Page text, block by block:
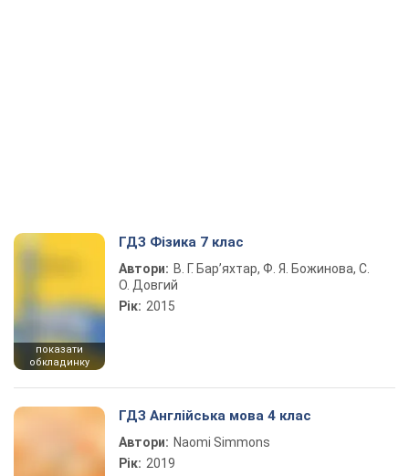
показати
обкладинку
ГДЗ Фізика 7 клас
Автори: В. Г. Бар’яхтар, Ф. Я. Божинова, С.
О. Довгий
Рік: 2015
ГДЗ Англійська мова 4 клас
Автори: Naomi Simmons
Рік: 2019